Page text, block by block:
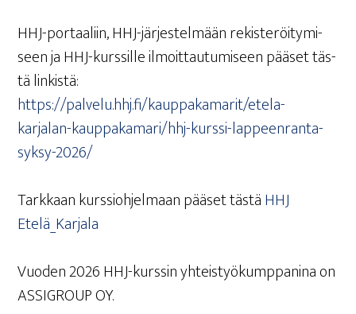
HHJ-por­taa­liin, HHJ-jär­jes­tel­mään rekis­te­röi­ty­mi­
seen ja HHJ-kurs­sil­le ilmoit­tau­tu­mi­seen pää­set täs­
tä linkistä:
https://palvelu.hhj.fi/kauppakamarit/etela-
karjalan-kauppakamari/hhj-kurssi-lappeenranta-
syksy-2026/
Tark­kaan kurs­sioh­jel­maan pää­set täs­täHHJ
Etelä_Karjala
Vuo­den 2026 HHJ-kurs­sin yhteis­työ­kump­pa­ni­na on
ASSIGROUP OY.